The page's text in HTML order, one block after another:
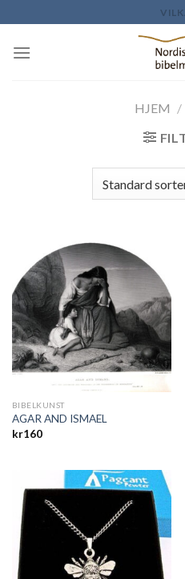
to
content
HJEM /
BIBELKUNST
AGAR AND ISMAEL
kr160